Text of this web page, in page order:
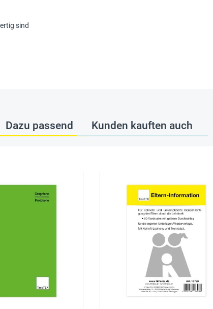
sind
Dazu passend Kunden kauften auch